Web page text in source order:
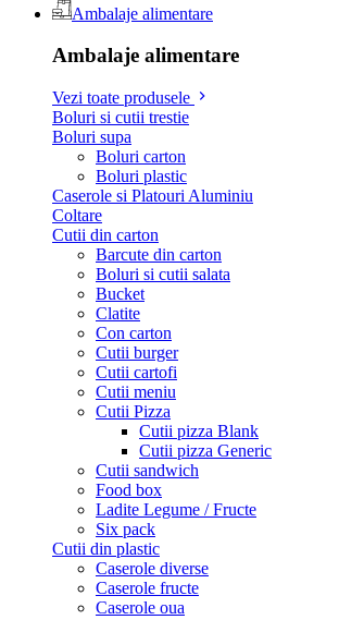
Ambalaje alimentare
Ambalaje alimentare
Vezi toate produsele
Boluri si cutii trestie
Boluri supa
Boluri carton
Boluri plastic
Caserole si Platouri Aluminiu
Coltare
Cutii din carton
Barcute din carton
Boluri si cutii salata
Bucket
Clatite
Con carton
Cutii burger
Cutii cartofi
Cutii meniu
Cutii Pizza
Cutii pizza Blank
Cutii pizza Generic
Cutii sandwich
Food box
Ladite Legume / Fructe
Six pack
Cutii din plastic
Caserole diverse
Caserole fructe
Caserole oua